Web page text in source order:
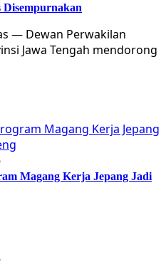
Disempurnakan
— Dewan Perwakilan
Jawa Tengah mendorong
Magang Kerja Jepang Jadi